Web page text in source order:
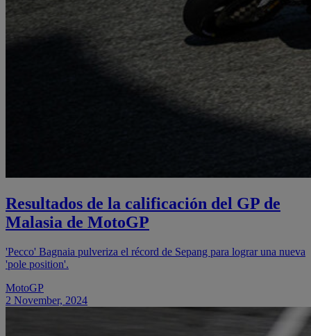
Resultados de la calificación del GP de
Malasia de MotoGP
'Pecco' Bagnaia pulveriza el récord de Sepang para lograr una nueva
'pole position'.
MotoGP
2 November, 2024